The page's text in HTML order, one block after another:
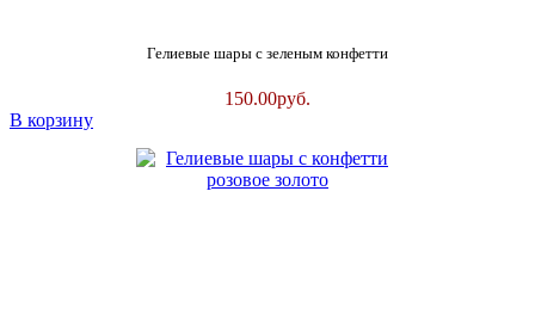
Гелиевые шары с зеленым конфетти
150.00руб.
В корзину